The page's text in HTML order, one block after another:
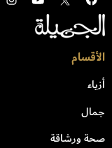
الأقسام
أزياء
جمال
صحة ورشاقة